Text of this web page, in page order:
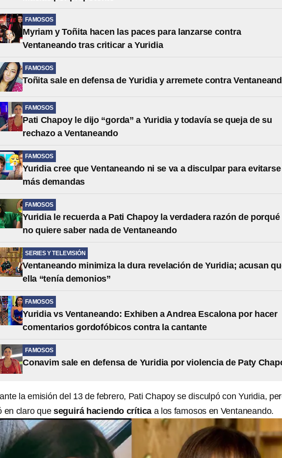
FAMOSOS
Myriam y Toñita hacen las paces para lanzarse contra
Ventaneando tras criticar a Yuridia
FAMOSOS
Toñita sale en defensa de Yuridia y arremete contra
FAMOSOS
Pati Chapoy le dijo “gorda” a Yuridia y todavía se queja de su
rechazo a Ventaneando
FAMOSOS
Yuridia cree que Ventaneando ni se va a disculpar para evitarse
más demandas
FAMOSOS
Yuridia le recuerda a Pati Chapoy la verdadera razón de porqué
no quiere saber nada de Ventaneando
SERIES Y TELEVISIÓN
Ventaneando minimiza la dura revelación de Yuridia; acusan
ella “tenía demonios”
FAMOSOS
Yuridia vs Ventaneando: Exhiben a Andrea Escalona por hacer
comentarios gordofóbicos contra la cantante
FAMOSOS
Conavim sale en defensa de Yuridia por violencia de Paty
la emisión del 13 de febrero, Pati Chapoy se disculpó con Yuridia,
en claro que seguirá haciendo crítica a los famosos en Ventaneando.